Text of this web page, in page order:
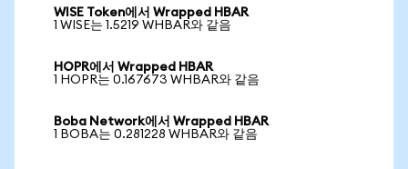
WISE Token에서 Wrapped HBAR
1 WISE는 1.5219 WHBAR와 같음
HOPR에서 Wrapped HBAR
1 HOPR는 0.167673 WHBAR와 같음
Boba Network에서 Wrapped HBAR
1 BOBA는 0.281228 WHBAR와 같음